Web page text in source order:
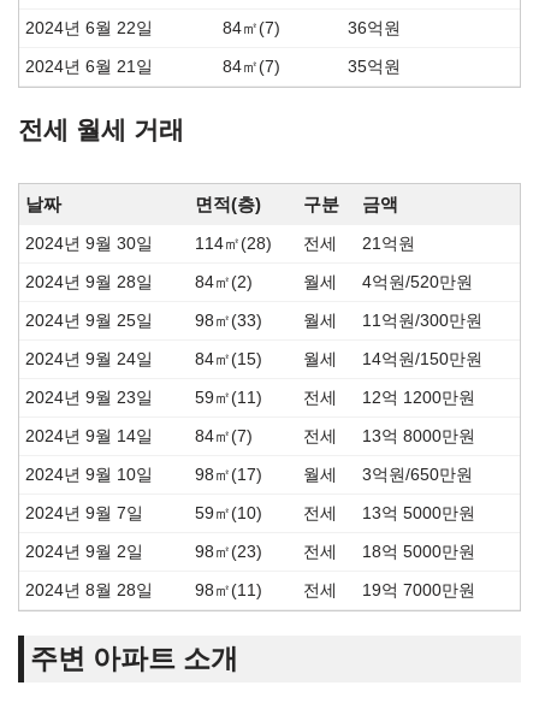
2024년 6월 22일 84㎡(7) 36억원
2024년 6월 21일 84㎡(7) 35억원
전세 월세 거래
날짜 면적(층) 구분 금액
2024년 9월 30일 114㎡(28) 전세 21억원
2024년 9월 28일 84㎡(2) 월세 4억원/520만원
2024년 9월 25일 98㎡(33) 월세 11억원/300만원
2024년 9월 24일 84㎡(15) 월세 14억원/150만원
2024년 9월 23일 59㎡(11) 전세 12억 1200만원
2024년 9월 14일 84㎡(7) 전세 13억 8000만원
2024년 9월 10일 98㎡(17) 월세 3억원/650만원
2024년 9월 7일 59㎡(10) 전세 13억 5000만원
2024년 9월 2일 98㎡(23) 전세 18억 5000만원
2024년 8월 28일 98㎡(11) 전세 19억 7000만원
주변 아파트 소개